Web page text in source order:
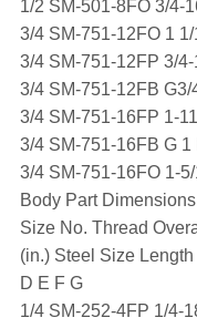
1/2 SM-501-8FO 3/4-
3/4 SM-751-12FO 1
3/4 SM-751-12FP 3/
3/4 SM-751-12FB
3/4 SM-751-16FP 1-
3/4 SM-751-16FB G
3/4 SM-751-16FO 1-
Body Part
Size No. Thread
(in.) Steel Size
D E F G
1/4 SM-252-4FP 1/4-